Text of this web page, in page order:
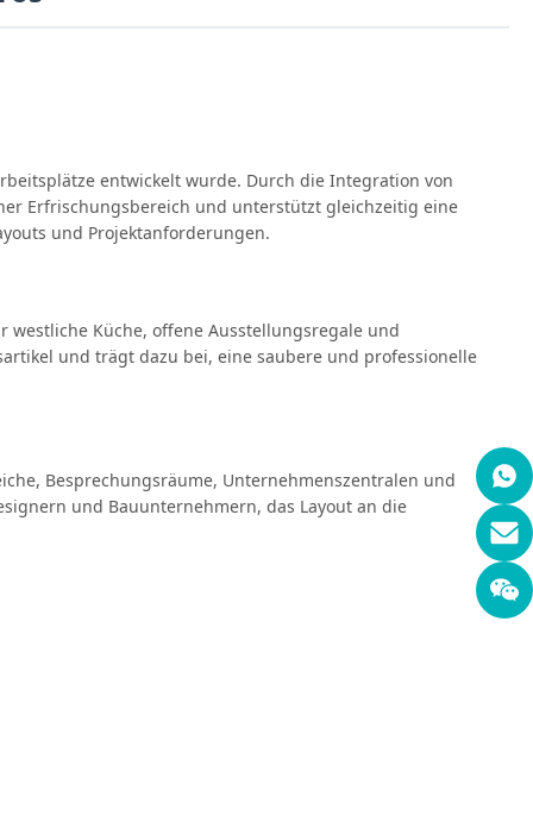
entwickelt wurde. Durch die Integration von
Erfrischungsbereich und unterstützt gleichzeitig eine
und Projektanforderungen.
Küche, offene Ausstellungsregale und
und trägt dazu bei, eine saubere und professionelle
Besprechungsräume, Unternehmenszentralen und
und Bauunternehmern, das Layout an die